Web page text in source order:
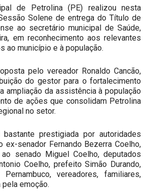
de Petrolina (PE) realizou nesta
Solene de entrega do Título de
ao secretário municipal de Saúde,
em reconhecimento aos relevantes
ao município e à população.
pelo vereador Ronaldo Cancão,
do gestor para o fortalecimento
ampliação da assistência à população
de ações que consolidam Petrolina
no setor.
prestigiada por autoridades
ex-senador Fernando Bezerra Coelho,
senado Miguel Coelho, deputados
Coelho, prefeito Simão Durando,
vereadores, familiares,
emoção.